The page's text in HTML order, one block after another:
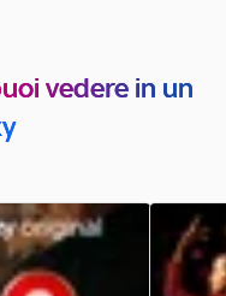
vedere in un